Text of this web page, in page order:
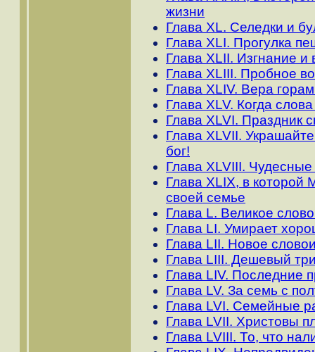
жизни
Глава XL. Селедки и
Глава ХLI. Прогулка
Глава ХLII. Изгнание
Глава XLIII. Пробное
Глава ХLIV. Вера
Глава ХLV. Когда
Глава ХLVI. Праздник
Глава ХLVII.
бог!
Глава ХLVIII.
Глава ХLIX, в которой
своей семье
Глава L. Великое
Глава LI. Умирает
Глава LII. Новое
Глава LIII. Дешевый
Глава LIV. Последние
Глава LV. За семь с
Глава LVI. Семейные
Глава LVII. Христовы
Глава LVIII. То, что